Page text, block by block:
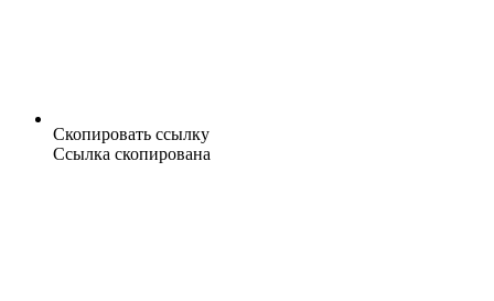
Скопировать ссылку
Ссылка скопирована